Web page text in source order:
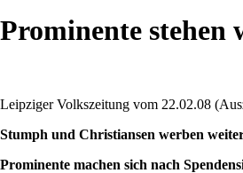
Prominente stehen
Leipziger Volkszeitung vom 22.02.08
Stumph und Christiansen werben
Prominente machen sich nach